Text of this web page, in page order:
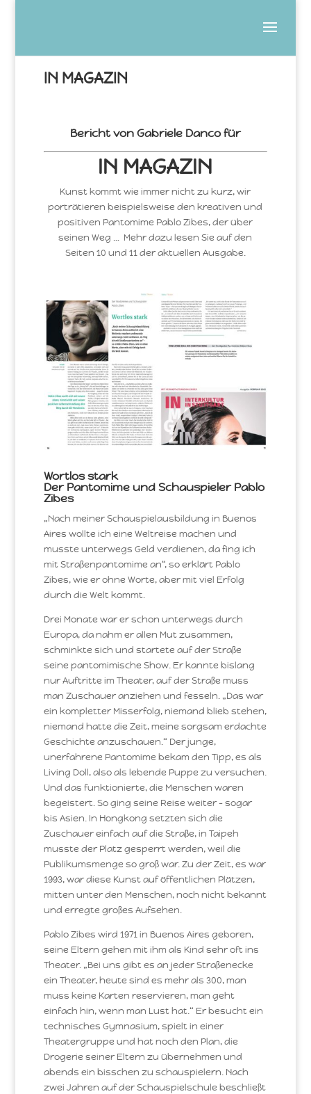
IN MAGAZIN
Bericht von Gabriele Danco für
IN MAGAZIN
Kunst kommt wie immer nicht zu kurz, wir
porträtieren beispielsweise den kreativen und
positiven Pantomime Pablo Zibes, der über
seinen Weg … Mehr dazu lesen Sie auf den
Seiten 10 und 11 der aktuellen Ausgabe.
Wortlos stark
Der Pantomime und Schauspieler Pablo
Zibes
„Nach meiner Schauspielausbildung in Buenos
Aires wollte ich eine Weltreise machen und
musste unterwegs Geld verdienen, da fing ich
mit Straßenpantomime an“, so erklärt Pablo
Zibes, wie er ohne Worte, aber mit viel Erfolg
durch die Welt kommt.
Drei Monate war er schon unterwegs durch
Europa, da nahm er allen Mut zusammen,
schminkte sich und startete auf der Straße
seine pantomimische Show. Er kannte bislang
nur Auftritte im Theater, auf der Straße muss
man Zuschauer anziehen und fesseln. „Das war
ein kompletter Misserfolg, niemand blieb stehen,
niemand hatte die Zeit, meine sorgsam erdachte
Geschichte anzuschauen.“ Der junge,
unerfahrene Pantomime bekam den Tipp, es als
Living Doll, also als lebende Puppe zu versuchen.
Und das funktionierte, die Menschen waren
begeistert. So ging seine Reise weiter – sogar
bis Asien. In Hongkong setzten sich die
Zuschauer einfach auf die Straße, in Taipeh
musste der Platz gesperrt werden, weil die
Publikumsmenge so groß war. Zu der Zeit, es war
1993, war diese Kunst auf öffentlichen Plätzen,
mitten unter den Menschen, noch nicht bekannt
und erregte großes Aufsehen.
Pablo Zibes wird 1971 in Buenos Aires geboren,
seine Eltern gehen mit ihm als Kind sehr oft ins
Theater. „Bei uns gibt es an jeder Straßenecke
ein Theater, heute sind es mehr als 300, man
muss keine Karten reservieren, man geht
einfach hin, wenn man Lust hat.“ Er besucht ein
technisches Gymnasium, spielt in einer
Theatergruppe und hat noch den Plan, die
Drogerie seiner Eltern zu übernehmen und
abends ein bisschen zu schauspielern. Nach
zwei Jahren auf der Schauspielschule beschließt